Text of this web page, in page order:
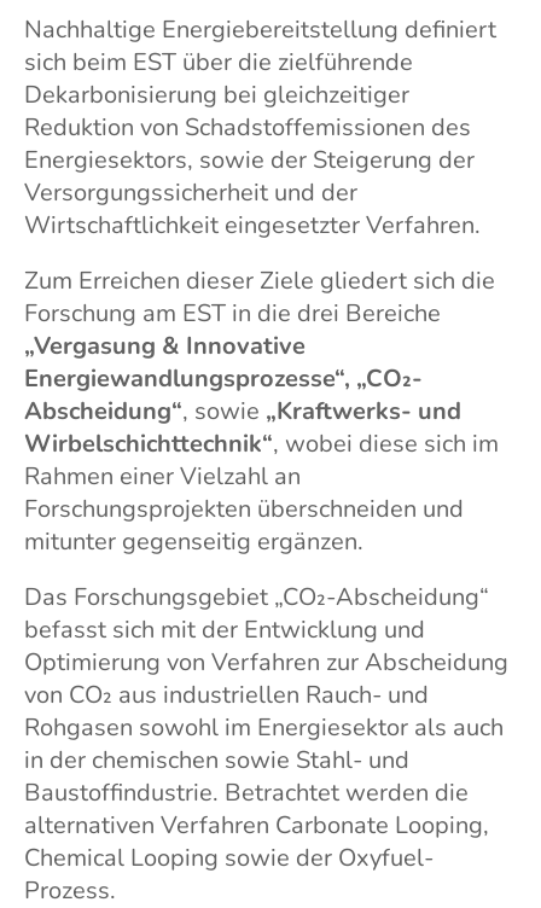
Nachhaltige Energiebereitstellung definiert
sich beim EST über die zielführende
Dekarbonisierung bei gleichzeitiger
Reduktion von Schadstoffemissionen des
Energiesektors, sowie der Steigerung der
Versorgungssicherheit und der
Wirtschaftlichkeit eingesetzter Verfahren.
Zum Erreichen dieser Ziele gliedert sich die
Forschung am EST in die drei Bereiche
„Vergasung & Innovative
Energiewandlungsprozesse“, „CO₂-
Abscheidung“, sowie „Kraftwerks- und
Wirbelschichttechnik“, wobei diese sich im
Rahmen einer Vielzahl an
Forschungsprojekten überschneiden und
mitunter gegenseitig ergänzen.
Das Forschungsgebiet „CO₂-Abscheidung“
befasst sich mit der Entwicklung und
Optimierung von Verfahren zur Abscheidung
von CO₂ aus industriellen Rauch- und
Rohgasen sowohl im Energiesektor als auch
in der chemischen sowie Stahl- und
Baustoffindustrie. Betrachtet werden die
alternativen Verfahren Carbonate Looping,
Chemical Looping sowie der Oxyfuel-
Prozess.